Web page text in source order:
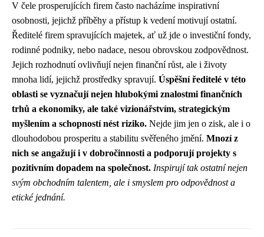
V čele prosperujících firem často nacházíme inspirativní
osobnosti, jejichž příběhy a přístup k vedení motivují ostatní.
Ředitelé firem spravujících majetek, ať už jde o investiční fondy,
rodinné podniky, nebo nadace, nesou obrovskou zodpovědnost.
Jejich rozhodnutí ovlivňují nejen finanční růst, ale i životy
mnoha lidí, jejichž prostředky spravují. Úspěšní ředitelé v této
oblasti se vyznačují nejen hlubokými znalostmi finančních
trhů a ekonomiky, ale také vizionářstvím, strategickým
myšlením a schopností nést riziko. Nejde jim jen o zisk, ale i o
dlouhodobou prosperitu a stabilitu svěřeného jmění. Mnozí z
nich se angažují i v dobročinnosti a podporují projekty s
pozitivním dopadem na společnost. Inspirují tak ostatní nejen
svým obchodním talentem, ale i smyslem pro odpovědnost a
etické jednání.